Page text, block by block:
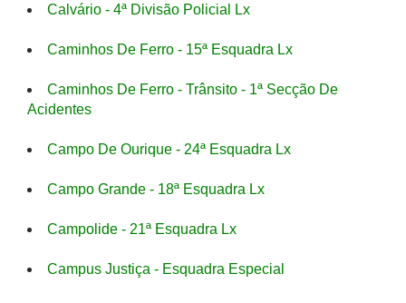
Calvário - 4ª Divisão Policial Lx
Caminhos De Ferro - 15ª Esquadra Lx
Caminhos De Ferro - Trânsito - 1ª Secção De
Acidentes
Campo De Ourique - 24ª Esquadra Lx
Campo Grande - 18ª Esquadra Lx
Campolide - 21ª Esquadra Lx
Campus Justiça - Esquadra Especial